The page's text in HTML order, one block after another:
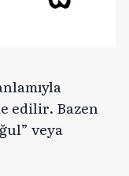
edilir. Bazen
veya